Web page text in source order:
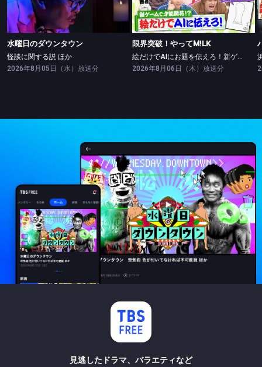
怪談に関する説 ほか
水曜日のダウンタウン
怪談に関する説 ほか
2026年8月05日（水）放送分
限界突破！やってM!LK
絵だけでAIにお題を伝えろ！新ゲームで絵の才能開花！？
2026年8月06日（木）放送分
見逃したドラマ、バラエティなど